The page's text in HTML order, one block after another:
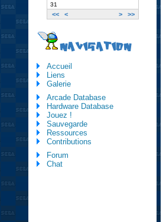
<< < > >>
31
NAVIGATION
Accueil
Liens
Galerie
Arcade Database
Hardware Database
Jouez !
Sauvegarde
Ressources
Contributions
Forum
Chat